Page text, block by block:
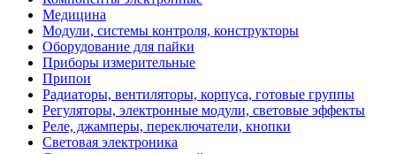
Медицина
Модули, системы контроля, конструкторы
Оборудование для пайки
Приборы измерительные
Припои
Радиаторы, вентиляторы, корпуса, готовые группы
Регуляторы, электронные модули, световые эффекты
Реле, джамперы, переключатели, кнопки
Световая электроника